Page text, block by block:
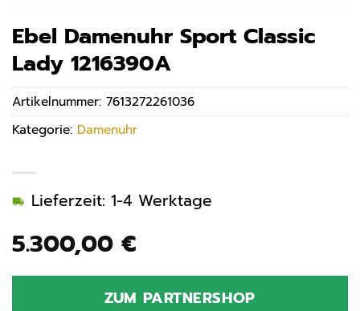
Ebel Damenuhr Sport Classic
Lady 1216390A
5.300,00 €
Lieferzeit: 1-4 Werktage
ZUM PARTNERSHOP
Artikelnummer: 7613272261036
Kategorie: Damenuhr